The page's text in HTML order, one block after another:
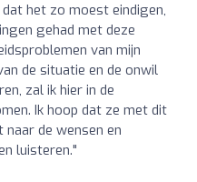
het zo moest eindigen,
gehad met deze
van mijn
de situatie en de onwil
zal ik hier in de
Ik hoop dat ze met dit
de wensen en
luisteren."